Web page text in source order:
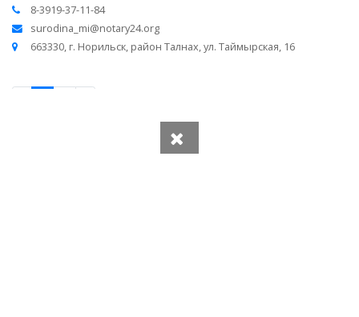
8-3919-37-11-84
surodina_mi@notary24.org
663330, г. Норильск, район Талнах, ул. Таймырская, 16